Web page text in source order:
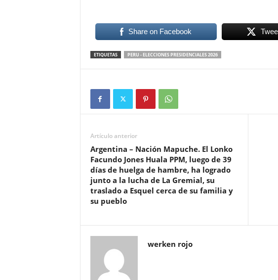
Share on Facebook
ETIQUETAS PERU - ELECCIONES PRESIDENCIALES 2026
Artículo anterior
Argentina – Nación Mapuche. El Lonko
Facundo Jones Huala PPM, luego de 39
días de huelga de hambre, ha logrado
junto a la lucha de La Gremial, su
traslado a Esquel cerca de su familia y
su pueblo
werken rojo